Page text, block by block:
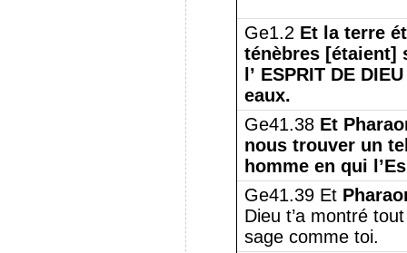
Ge1.2 Et la terre
ténèbres [étaient]
l’ ESPRIT DE
eaux.
Ge41.38 Et
nous trouver un
homme en qui
Ge41.39 Et
Dieu t’a montré
sage comme toi.